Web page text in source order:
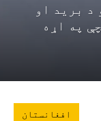
د برید او
په اړه
افغانستان